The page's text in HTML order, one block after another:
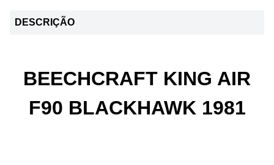
DESCRIÇÃO
BEECHCRAFT KING AIR
F90 BLACKHAWK 1981